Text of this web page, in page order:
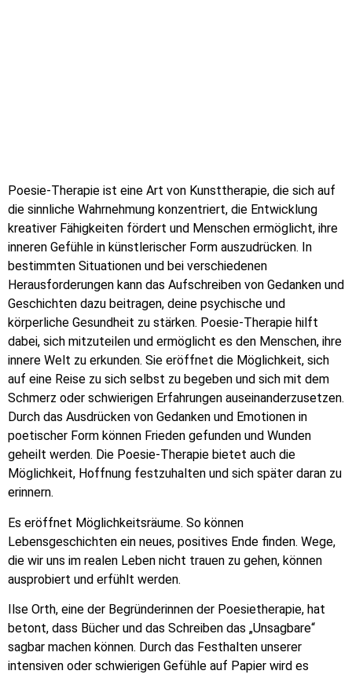
Poesie-Therapie ist eine Art von Kunsttherapie, die sich auf
die sinnliche Wahrnehmung konzentriert, die Entwicklung
kreativer Fähigkeiten fördert und Menschen ermöglicht, ihre
inneren Gefühle in künstlerischer Form auszudrücken. In
bestimmten Situationen und bei verschiedenen
Herausforderungen kann das Aufschreiben von Gedanken und
Geschichten dazu beitragen, deine psychische und
körperliche Gesundheit zu stärken. Poesie-Therapie hilft
dabei, sich mitzuteilen und ermöglicht es den Menschen, ihre
innere Welt zu erkunden. Sie eröffnet die Möglichkeit, sich
auf eine Reise zu sich selbst zu begeben und sich mit dem
Schmerz oder schwierigen Erfahrungen auseinanderzusetzen.
Durch das Ausdrücken von Gedanken und Emotionen in
poetischer Form können Frieden gefunden und Wunden
geheilt werden. Die Poesie-Therapie bietet auch die
Möglichkeit, Hoffnung festzuhalten und sich später daran zu
erinnern.
Es eröffnet Möglichkeitsräume. So können
Lebensgeschichten ein neues, positives Ende finden. Wege,
die wir uns im realen Leben nicht trauen zu gehen, können
ausprobiert und erfühlt werden.
Ilse Orth, eine der Begründerinnen der Poesietherapie, hat
betont, dass Bücher und das Schreiben das „Unsagbare“
sagbar machen können. Durch das Festhalten unserer
intensiven oder schwierigen Gefühle auf Papier wird es